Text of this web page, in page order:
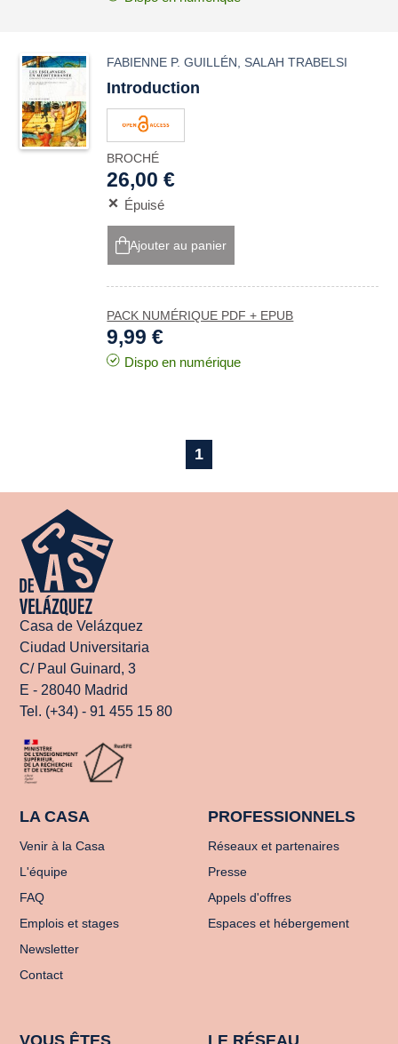
FABIENNE P. GUILLÉN SALAH TRABELSI
Introduction
BROCHÉ
26,00 €
Épuisé
Ajouter au panier
PACK NUMÉRIQUE PDF + EPUB
9,99 €
Dispo en numérique
1
Casa de Velázquez
Ciudad Universitaria
C/ Paul Guinard, 3
E - 28040 Madrid
Tel. (+34) - 91 455 15 80
LA CASA
Venir à la Casa
L'équipe
FAQ
Emplois et stages
Newsletter
Contact
PROFESSIONNELS
Réseaux et partenaires
Presse
Appels d'offres
Espaces et hébergement
VOUS ÊTES LE RÉSEAU